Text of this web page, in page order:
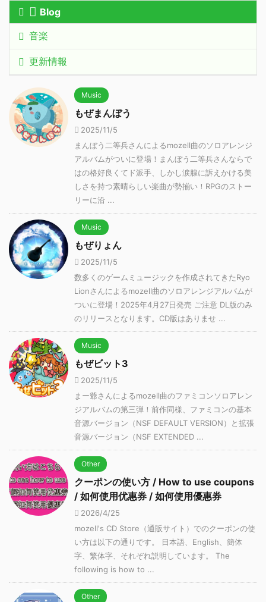
Blog
音楽
更新情報
Music
もぜまんぼう
2025/11/5
まんぼう二等兵さんによるmozell曲のソロアレンジ
アルバムがついに登場！まんぼう二等兵さんならで
はの格好良くてド派手、しかし涙腺に訴えかける美
しさを持つ素晴らしい楽曲が勢揃い！RPGのストー
リーに沿 ...
Music
もぜりょん
2025/11/5
数多くのゲームミュージックを作成されてきたRyo
Lionさんによるmozell曲のソロアレンジアルバムが
ついに登場！2025年4月27日発売 ご注意 DL版のみ
のリリースとなります。CD版はありませ ...
Music
もぜビット3
2025/11/5
まー爺さんによるmozell曲のファミコンソロアレン
ジアルバムの第三弾！前作同様、ファミコンの基本
音源バージョン（NSF DEFAULT VERSION）と拡張
音源バージョン（NSF EXTENDED ...
Other
クーポンの使い方 / How to use coupons
/ 如何使用优惠券 / 如何使用優惠券
2026/4/25
mozell's CD Store（通販サイト）でのクーポンの使
い方は以下の通りです。 日本語、English、簡体
字、繁体字、それぞれ説明しています。 The
following is how to ...
Other